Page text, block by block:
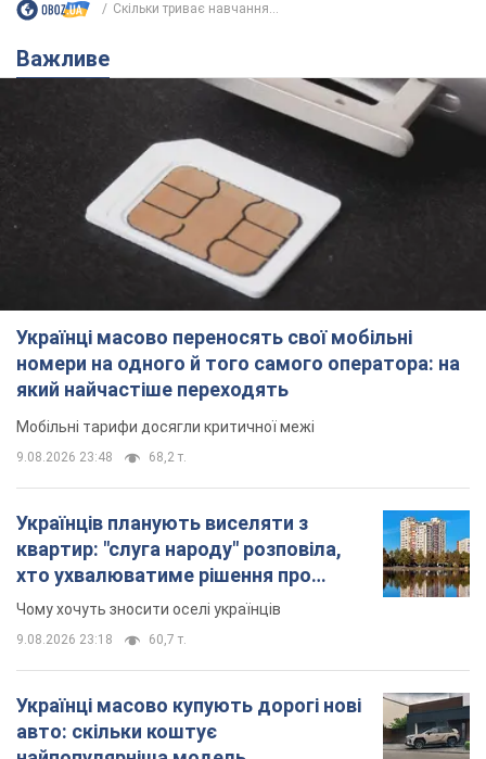
Скільки триває навчання...
Важливе
Українці масово переносять свої мобільні
номери на одного й того самого оператора: на
який найчастіше переходять
Мобільні тарифи досягли критичної межі
9.08.2026 23:48 68,2 т.
Українців планують виселяти з
квартир: "слуга народу" розповіла,
хто ухвалюватиме рішення про
знесення будинків
Чому хочуть зносити оселі українців
9.08.2026 23:18 60,7 т.
Українці масово купують дорогі нові
авто: скільки коштує